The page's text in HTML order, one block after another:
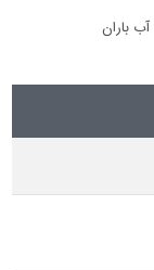
باران